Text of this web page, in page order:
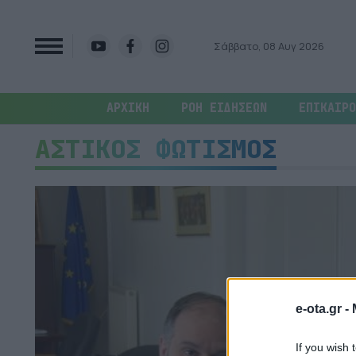
e-ota.gr -
If you wish
Σάββατο, 08 Αυγ 2026
ΑΡΧΙΚΗ ΡΟΗ ΕΙΔΗΣΕΩΝ
ΑΣΤΙΚΟΣ ΦΩΤΙΣΜΟΣ